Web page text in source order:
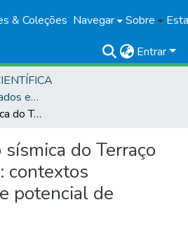
& Coleções Navegar Sobre
Entrar
Trabalhos Apresentados em Eventos
Caracterização sísmica do Terraço do Rio Grande: contextos sedimentares e potencial de fosforita
sísmica do Terraço
contextos
potencial de